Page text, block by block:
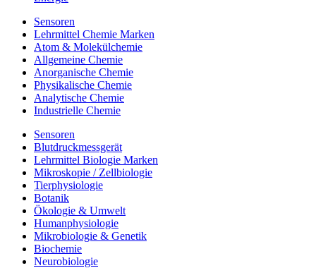
Sensoren
Lehrmittel Chemie Marken
Atom & Molekülchemie
Allgemeine Chemie
Anorganische Chemie
Physikalische Chemie
Analytische Chemie
Industrielle Chemie
Sensoren
Blutdruckmessgerät
Lehrmittel Biologie Marken
Mikroskopie / Zellbiologie
Tierphysiologie
Botanik
Ökologie & Umwelt
Humanphysiologie
Mikrobiologie & Genetik
Biochemie
Neurobiologie